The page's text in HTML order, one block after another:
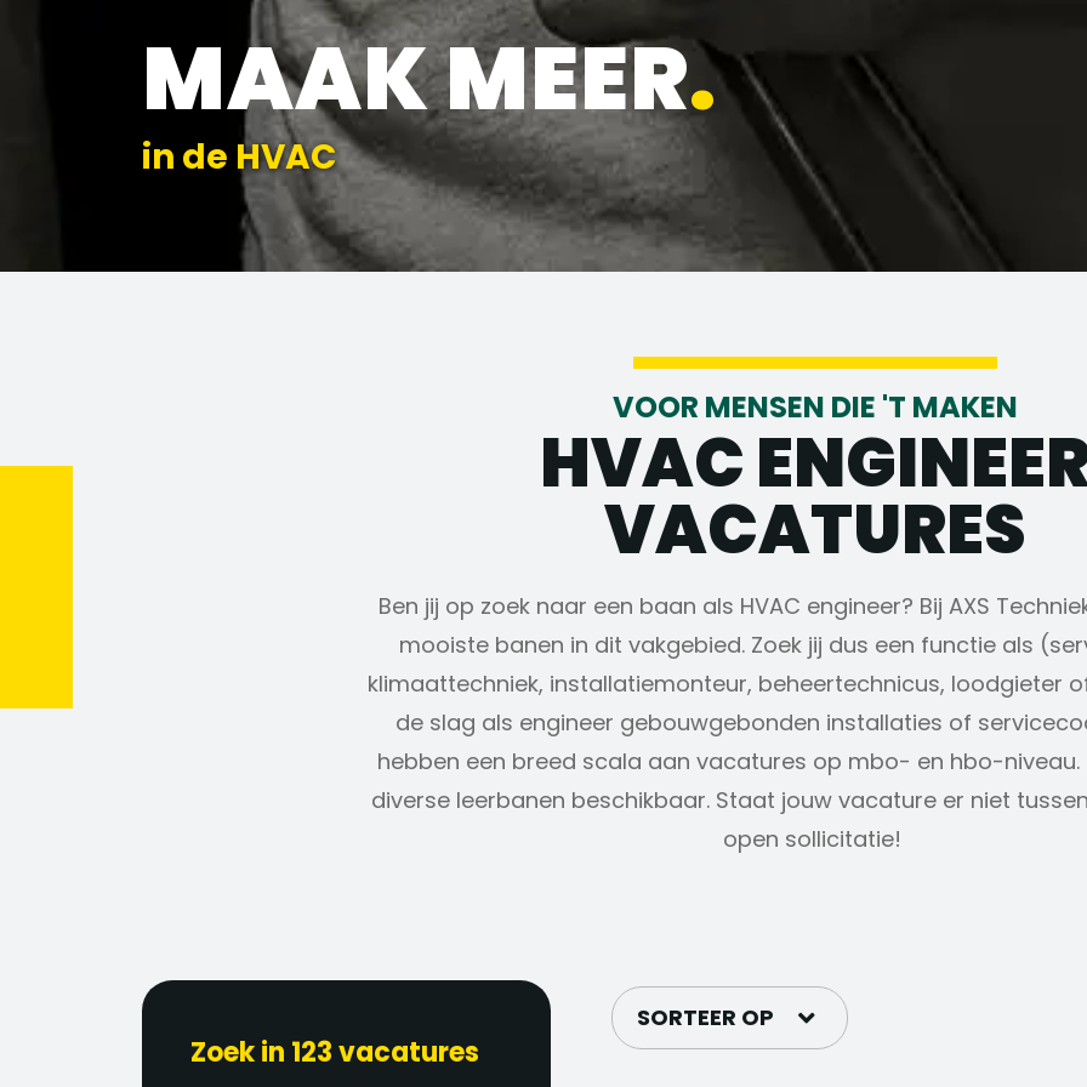
MAAK MEER.
in de HVAC
VOOR MENSEN DIE 'T MAKEN
HVAC
VACATURES
Ben jij op zoek naar een baan als HVAC engineer? Bij AXS
mooiste banen in dit vakgebied. Zoek jij dus een functie als
klimaattechniek, installatiemonteur, beheertechnicus, loodgieter
de slag als engineer gebouwgebonden installaties of
hebben een breed scala aan vacatures op mbo- en hbo-niveau.
diverse leerbanen beschikbaar. Staat jouw vacature er niet
open sollicitatie!
Zoek in 123 vacatures
SORTEER OP